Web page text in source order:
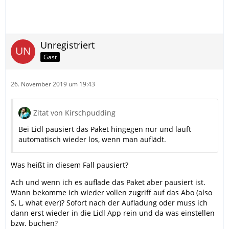
Unregistriert
Gast
26. November 2019 um 19:43
Zitat von Kirschpudding
Bei Lidl pausiert das Paket hingegen nur und läuft
automatisch wieder los, wenn man auflädt.
Was heißt in diesem Fall pausiert?
Ach und wenn ich es auflade das Paket aber pausiert ist.
Wann bekomme ich wieder vollen zugriff auf das Abo (also
S, L, what ever)? Sofort nach der Aufladung oder muss ich
dann erst wieder in die Lidl App rein und da was einstellen
bzw. buchen?